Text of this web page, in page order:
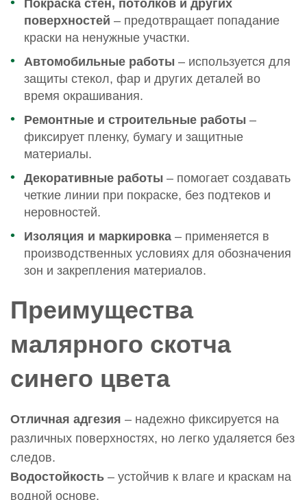
Покраска стен, потолков и других
поверхностей – предотвращает попадание
краски на ненужные участки.
Автомобильные работы – используется для
защиты стекол, фар и других деталей во
время окрашивания.
Ремонтные и строительные работы –
фиксирует пленку, бумагу и защитные
материалы.
Декоративные работы – помогает создавать
четкие линии при покраске, без подтеков и
неровностей.
Изоляция и маркировка – применяется в
производственных условиях для обозначения
зон и закрепления материалов.
Преимущества
малярного скотча
синего цвета
Отличная адгезия – надежно фиксируется на
различных поверхностях, но легко удаляется без
следов.
Водостойкость – устойчив к влаге и краскам на
водной основе.